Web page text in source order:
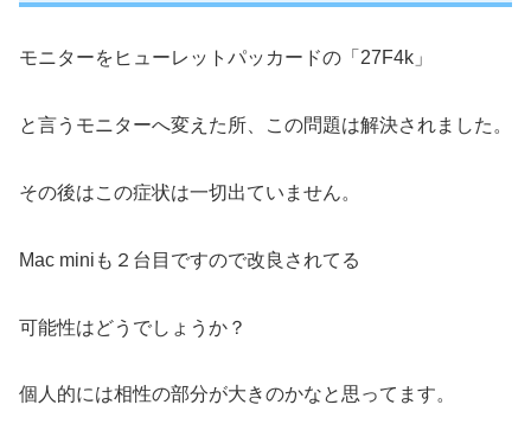
モニターをヒューレットパッカードの「27F4k」
と言うモニターへ変えた所、この問題は解決されました。
その後はこの症状は一切出ていません。
Mac miniも２台目ですので改良されてる
可能性はどうでしょうか？
個人的には相性の部分が大きのかなと思ってます。